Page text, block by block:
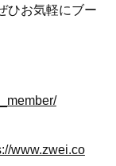
ひお気軽にブー
www.zwei.co